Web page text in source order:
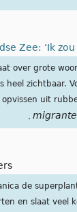
Zee: ‘Ik
over grote
heel zichtbaar.
uit
de
en slaat